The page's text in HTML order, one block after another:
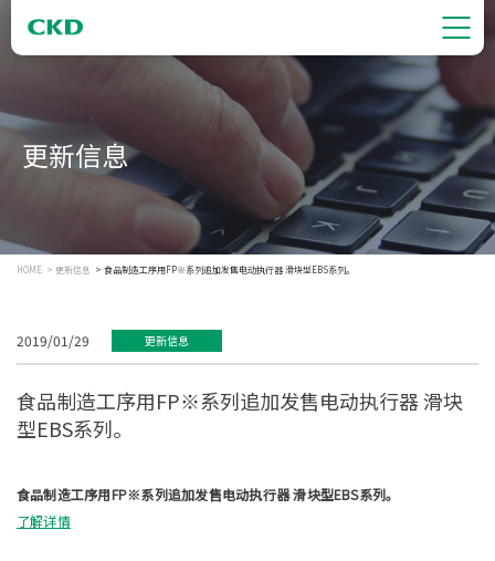
更新信息
HOME 更新信息 食品制造工序用FP※系列追加发售电动执行器 滑块型EBS系列。
2019/01/29 更新信息
食品制造工序用FP※系列追加发售电动执行器 滑块
型EBS系列。
食品制造工序用FP※系列追加发售电动执行器 滑块型EBS系列。
了解详情